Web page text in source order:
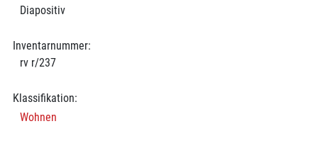
Diapositiv
Inventarnummer:
rv r/237
Klassifikation:
Wohnen